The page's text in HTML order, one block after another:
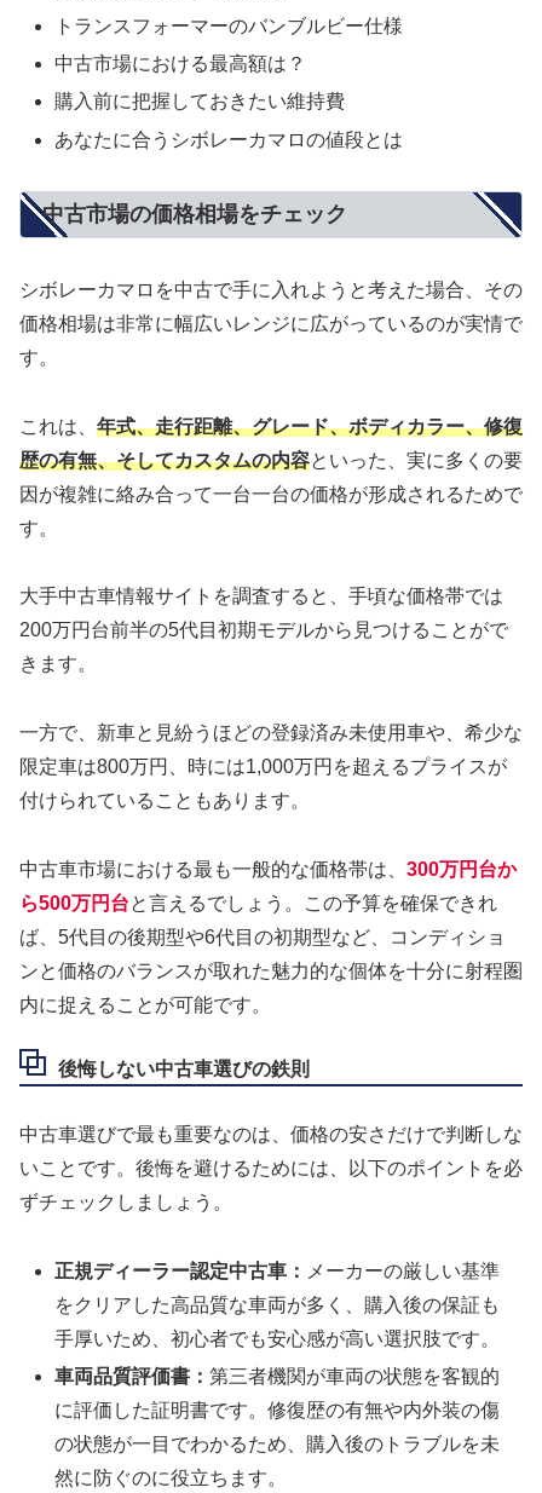
トランスフォーマーのバンブルビー仕様
中古市場における最高額は？
購入前に把握しておきたい維持費
あなたに合うシボレーカマロの値段とは
中古市場の価格相場をチェック
シボレーカマロを中古で手に入れようと考えた場合、その
価格相場は非常に幅広いレンジに広がっているのが実情で
す。
これは、 年式、走行距離、グレード、ボディカラー、修復
歴の有無、そしてカスタムの内容といった、実に多くの要
因が複雑に絡み合って一台一台の価格が形成されるためで
す。
大手中古車情報サイトを調査すると、手頃な価格帯では
200万円台前半の5代目初期モデルから見つけることがで
きます。
一方で、新車と見紛うほどの登録済み未使用車や、希少な
限定車は800万円、時には1,000万円を超えるプライスが
付けられていることもあります。
中古車市場における最も一般的な価格帯は、 300万円台か
ら500万円台と言えるでしょう。この予算を確保できれ
ば、5代目の後期型や6代目の初期型など、コンディショ
ンと価格のバランスが取れた魅力的な個体を十分に射程圏
内に捉えることが可能です。
後悔しない中古車選びの鉄則
中古車選びで最も重要なのは、価格の安さだけで判断しな
いことです。後悔を避けるためには、以下のポイントを必
ずチェックしましょう。
正規ディーラー認定中古車： メーカーの厳しい基準
をクリアした高品質な車両が多く、購入後の保証も
手厚いため、初心者でも安心感が高い選択肢です。
車両品質評価書：第三者機関が車両の状態を客観的
に評価した証明書です。修復歴の有無や内外装の傷
の状態が一目でわかるため、購入後のトラブルを未
然に防ぐのに役立ちます。